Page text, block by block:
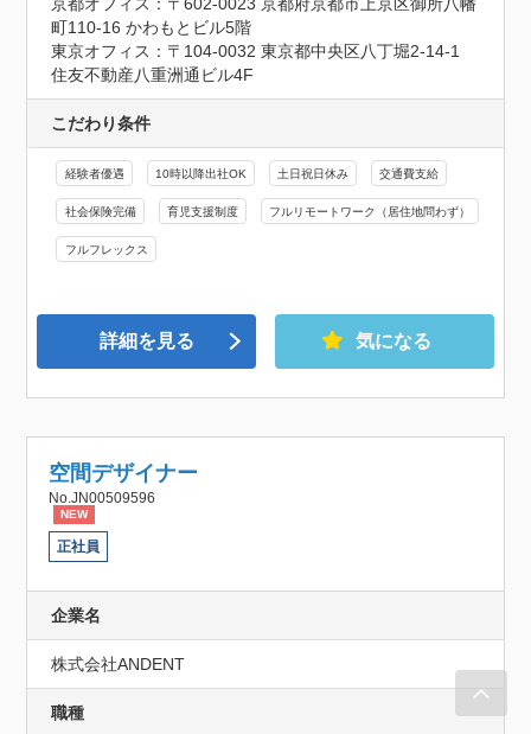
町110-16 かわもとビル5階
東京オフィス：〒104-0032 東京都中央区八丁堀2-14-1
住友不動産八重洲通ビル4F
こだわり条件
経験者優遇 10時以降出社OK 土日祝日休み 交通費支給
社会保険完備 育児支援制度 フルリモートワーク（居住地問わず）
フルフレックス
詳細を見る 気になる
空間デザイナー
No.JN00509596
NEW
正社員
企業名
株式会社ANDENT
職種